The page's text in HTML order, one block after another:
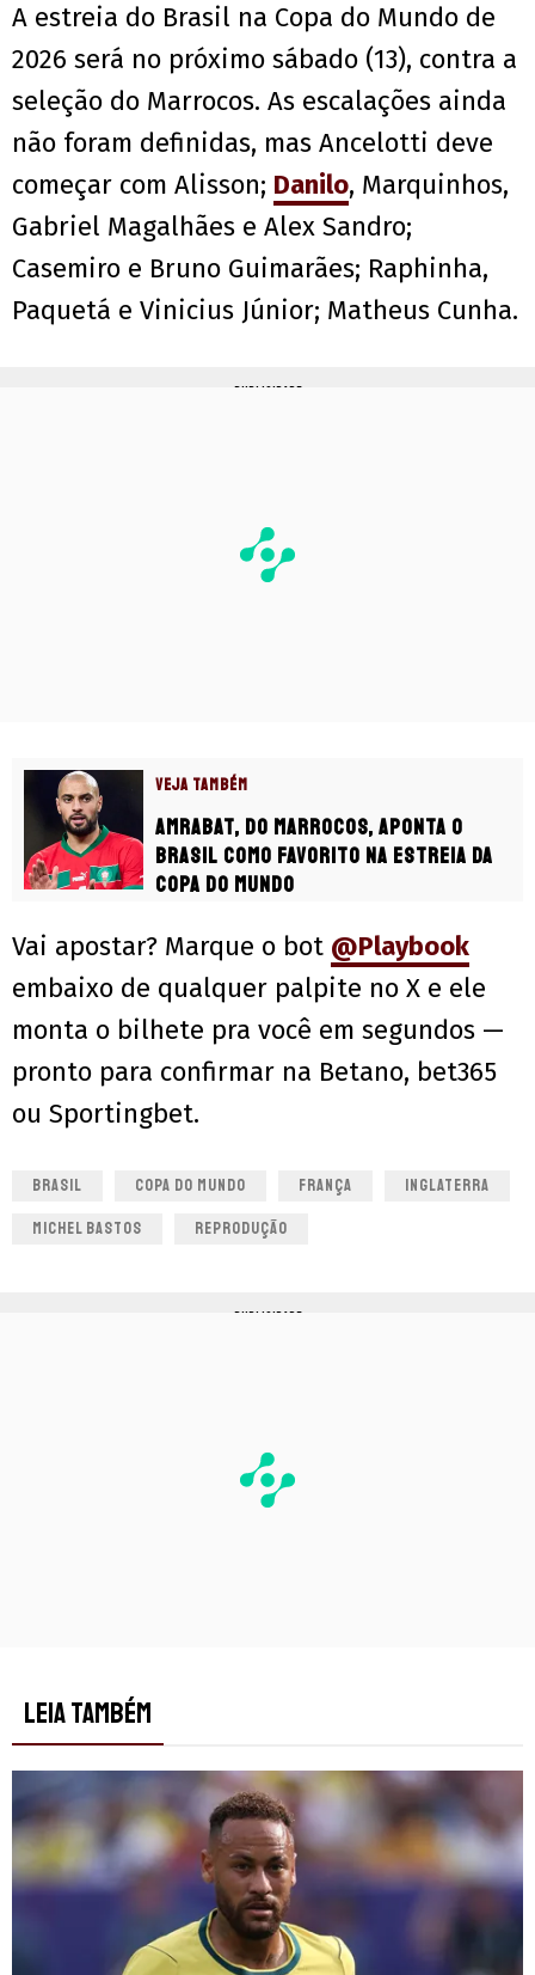
A estreia do Brasil na Copa do Mundo de
2026 será no próximo sábado (13), contra a
seleção do Marrocos. As escalações ainda
não foram definidas, mas Ancelotti deve
começar com Alisson; Danilo, Marquinhos,
Gabriel Magalhães e Alex Sandro;
Casemiro e Bruno Guimarães; Raphinha,
Paquetá e Vinicius Júnior; Matheus Cunha.
PUBLICIDADE
VEJA TAMBÉM
Amrabat, do Marrocos, aponta o
Brasil como favorito na estreia da
Copa do Mundo
Vai apostar? Marque o bot @Playbook
embaixo de qualquer palpite no X e ele
monta o bilhete pra você em segundos —
pronto para confirmar na Betano, bet365
ou Sportingbet.
BRASIL COPA DO MUNDO FRANÇA INGLATERRA
MICHEL BASTOS REPRODUÇÃO
PUBLICIDADE
LEIA TAMBÉM